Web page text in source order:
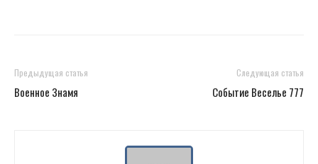
Предыдущая статья
Военное Знамя
Следующая статья
Событие Веселье 777